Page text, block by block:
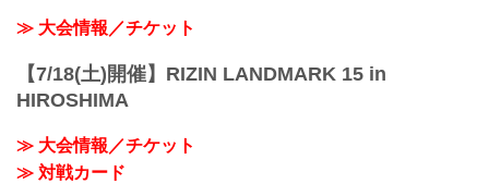
≫ 大会情報／チケット
【7/18(土)開催】RIZIN LANDMARK 15 in
HIROSHIMA
≫ 大会情報／チケット
≫ 対戦カード